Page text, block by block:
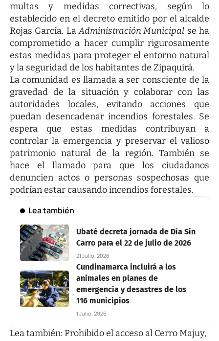
multas y medidas correctivas, según lo
establecido en el decreto emitido por el alcalde
Rojas García. LaAdministración Municipal se ha
comprometido a hacer cumplir rigurosamente
estas medidas para proteger el entorno natural
y la seguridad de los habitantes de Zipaquirá.
La comunidad es llamada a ser consciente de la
gravedad de la situación y colaborar con las
autoridades locales, evitando acciones que
puedan desencadenar incendios forestales. Se
espera que estas medidas contribuyan a
controlar la emergencia y preservar el valioso
patrimonio natural de la región. También se
hace el llamado para que los ciudadanos
denuncien actos o personas sospechosas que
podrían estar causando incendios forestales.
Lea también
Ubaté decreta jornada de Día Sin
Carro para el 22 de julio de 2026
21 Julio, 2026
Cundinamarca incluirá a los
animales en planes de
emergencia y desastres de los
116 municipios
1 Julio, 2026
Lea también: Prohibido el acceso al Cerro Majuy,